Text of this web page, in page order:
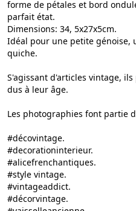
forme de pétales et bord
parfait état.
Dimensions: 34, 5x27x5cm.
Idéal pour une petite génoise,
quiche.
S'agissant d'articles vintage,
dus à leur âge.
Les photographies font partie
#décovintage.
#decorationinterieur.
#alicefrenchantiques.
#style vintage.
#vintageaddict.
#décorvintage.